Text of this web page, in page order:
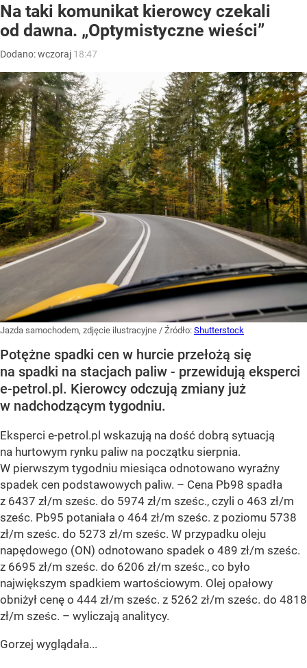
Na taki komunikat kierowcy czekali
od dawna. „Optymistyczne wieści”
Dodano:wczoraj 18:47
Jazda samochodem, zdjęcie ilustracyjne / Źródło: Shutterstock
Potężne spadki cen w hurcie przełożą się
na spadki na stacjach paliw - przewidują eksperci
e-petrol.pl. Kierowcy odczują zmiany już
w nadchodzącym tygodniu.
Eksperci e-petrol.pl wskazują na dość dobrą sytuacją
na hurtowym rynku paliw na początku sierpnia.
W pierwszym tygodniu miesiąca odnotowano wyraźny
spadek cen podstawowych paliw. – Cena Pb98 spadła
z 6437 zł/m sześc. do 5974 zł/m sześc., czyli o 463 zł/m
sześc. Pb95 potaniała o 464 zł/m sześc. z poziomu 5738
zł/m sześc. do 5273 zł/m sześc. W przypadku oleju
napędowego (ON) odnotowano spadek o 489 zł/m sześc.
z 6695 zł/m sześc. do 6206 zł/m sześc., co było
największym spadkiem wartościowym. Olej opałowy
obniżył cenę o 444 zł/m sześc. z 5262 zł/m sześc. do 4818
zł/m sześc. – wyliczają analitycy.
Gorzej wyglądała...